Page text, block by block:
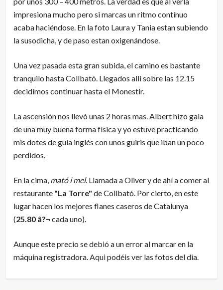
impresiona mucho pero si marcas un ritmo contínuo
acaba haciéndose. En la foto Laura y Tania estan subiendo
la susodicha, y de paso estan oxigenándose.
Una vez pasada esta gran subida, el camino es bastante
tranquilo hasta Collbató. Llegados alli sobre las 12.15
decidímos continuar hasta el Monestir.
La ascensión nos llevó unas 2 horas mas. Albert hizo gala
de una muy buena forma física y yo estuve practicando
mis dotes de guía inglés con unos guiris que iban un poco
perdidos.
En la cima, mató i mel. Llamada a Oliver y de ahí a comer al
restaurante "La Torre" de Collbató. Por cierto, en este
lugar hacen los mejores flanes caseros de Catalunya
(25.80 â?¬ cada uno).
Aunque este precio se debió a un error al marcar en la
máquina registradora.Aquipodéis ver las fotos del dia.